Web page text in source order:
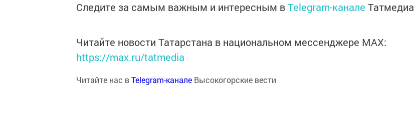
Следите за самым важным и интересным вTelegram-канале Татмедиа
Читайте новости Татарстана в национальном мессенджере MАХ:
https://max.ru/tatmedia
Читайте нас вTelegram-канале Высокогорские вести